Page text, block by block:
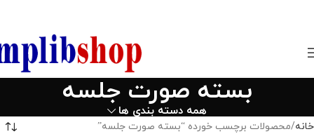
بسته صورت جلسه
همه دسته بندی ها
خانه محصولات برچسب خورده “بسته صورت جلسه”